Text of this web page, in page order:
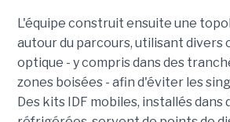
L'équipe construit ensuite une
autour du parcours, utilisant divers
optique - y compris dans des
zones boisées - afin d'éviter les
Des kits IDF mobiles, installés dans